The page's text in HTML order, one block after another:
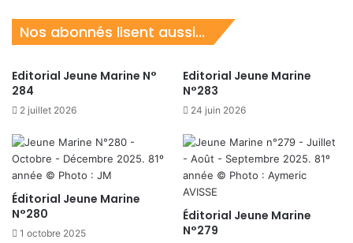
Nos abonnés lisent aussi...
Editorial Jeune Marine N°
284
2 juillet 2026
Editorial Jeune Marine
N°283
24 juin 2026
Éditorial Jeune Marine
N°280
1 octobre 2025
Éditorial Jeune Marine
N°279